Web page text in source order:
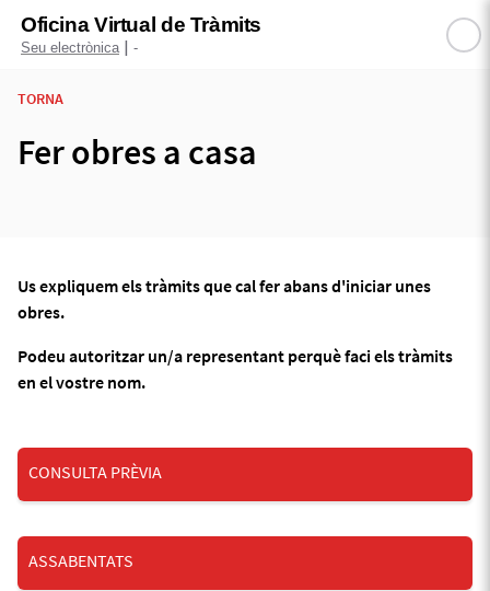
Oficina Virtual de Tràmits
Seu electrònica | -
TORNA
Fer obres a casa
Us expliquem els tràmits que cal fer abans d'iniciar unes
obres.
Podeu autoritzar un/a representant perquè faci els tràmits
en el vostre nom.
CONSULTA PRÈVIA
ASSABENTATS